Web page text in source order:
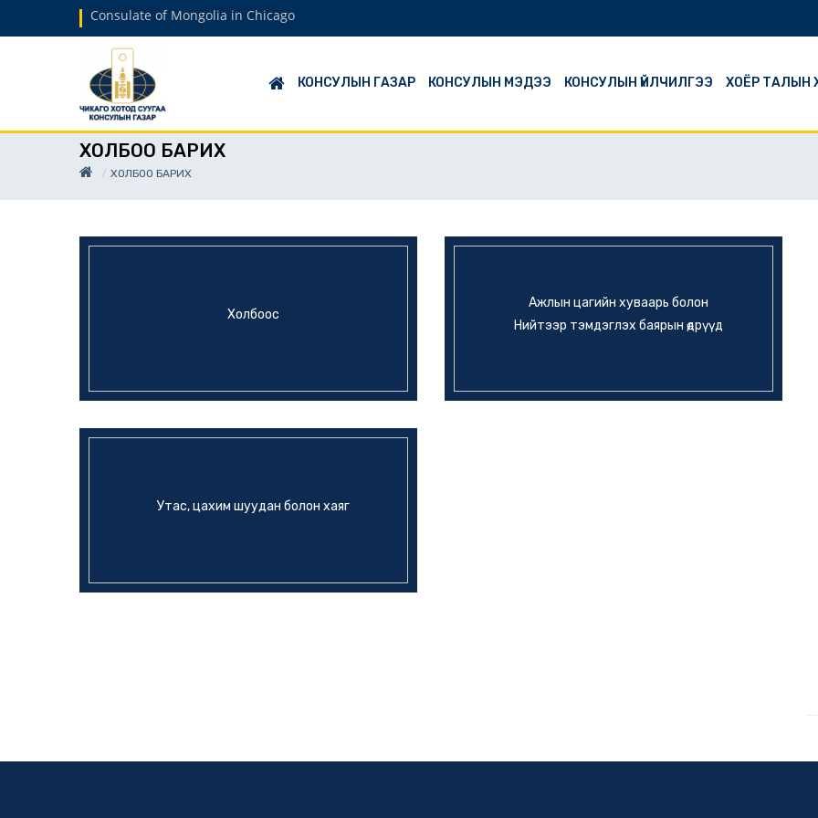
Consulate of Mongolia in Chicago
КОНСУЛЫН ГАЗАР КОНСУЛЫН МЭДЭЭ КОНСУЛЫН ҮЙЛЧИЛГЭЭ ХОЁР ТАЛЫН
ХОЛБОО БАРИХ
ХОЛБОО БАРИХ
Холбоос
Ажлын цагийн хуваарь болон
Нийтээр тэмдэглэх баярын өдрүүд
Утас, цахим шуудан болон хаяг